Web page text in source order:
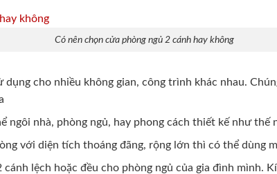
Có nên chọn cửa phòng ngủ 2 cánh hay không
dụng cho nhiều không gian, công trình khác nhau.
ngôi nhà, phòng ngủ, hay phong cách thiết kế như thế
với diện tích thoáng đãng, rộng lớn thì có thể dùng
cánh lệch hoặc đều cho phòng ngủ của gia đình mình.